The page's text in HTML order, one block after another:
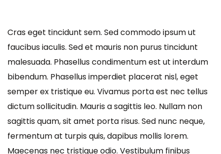
Cras eget tincidunt sem. Sed commodo ipsum ut
faucibus iaculis. Sed et mauris non purus tincidunt
malesuada. Phasellus condimentum est ut interdum
bibendum. Phasellus imperdiet placerat nisl, eget
semper ex tristique eu. Vivamus porta est nec tellus
dictum sollicitudin. Mauris a sagittis leo. Nullam non
sagittis quam, sit amet porta risus. Sed nunc neque,
fermentum at turpis quis, dapibus mollis lorem.
Maecenas nec tristique odio. Vestibulum finibus